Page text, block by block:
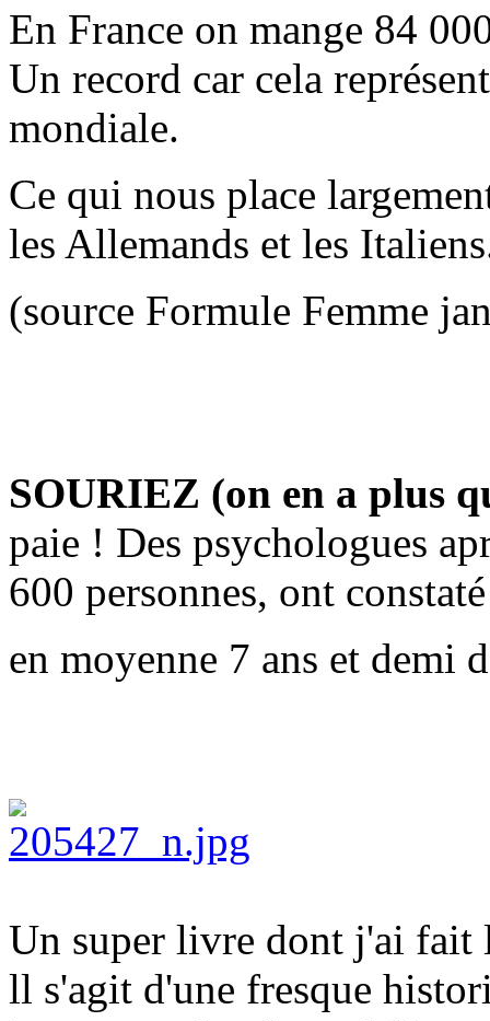
En France on mange 84
Un record car cela
mondiale.
Ce qui nous place
les Allemands et les
(source Formule Femme
SOURIEZ (on en a plus
paie ! Des psychologues
600 personnes, ont
en moyenne 7 ans et demi
Un super livre dont j'ai fait
ll s'agit d'une fresque